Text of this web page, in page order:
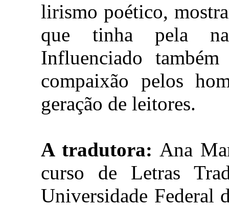
lirismo poético,
que tinha pela
Influenciado
compaixão pelos
geração de leitores.
A tradutora: Ana
curso de Letras
Universidade Federal